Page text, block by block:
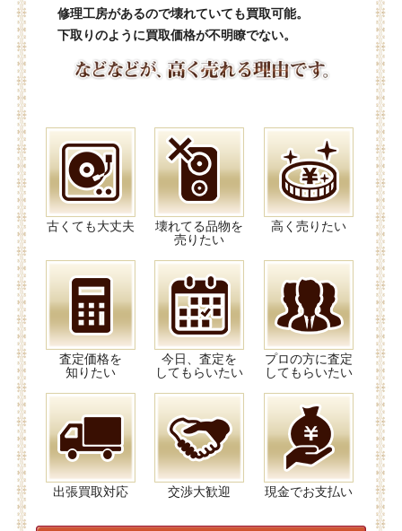
修理工房があるので壊れていても買取可能。
下取りのように買取価格が不明瞭でない。
古くても大丈夫
壊れてる品物を
売りたい
高く売りたい
査定価格を
知りたい
今日、査定を
してもらいたい
プロの方に査定
してもらいたい
出張買取対応 交渉大歓迎 現金でお支払い